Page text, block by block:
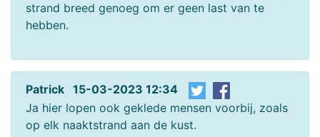
strand breed genoeg om er geen last van te
hebben.
Patrick 15-03-2023 12:34
Ja hier lopen ook geklede mensen voorbij, zoals
op elk naaktstrand aan de kust.